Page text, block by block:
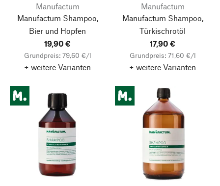
Manufactum
Manufactum Shampoo,
Bier und Hopfen
19,90 €
Grundpreis: 79,60 €/l
+ weitere Varianten
Manufactum
Manufactum Shampoo,
Türkischrotöl
17,90 €
Grundpreis: 71,60 €/l
+ weitere Varianten